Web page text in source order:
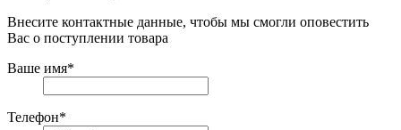
Внесите контактные данные, чтобы мы смогли оповестить
Вас о поступлении товара
Ваше имя*
Телефон*